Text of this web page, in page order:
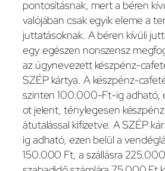
pontosításnak, mert a béren
valójában csak egyik eleme a
juttatásoknak. A béren kívüli
egy egészen nonszensz
az úgynevezett készpénz-
SZÉP kártya. A készpénz-
szinten 100.000-Ft-ig adható,
ot jelent, ténylegesen
átutalással kifizetve. A SZÉP
ig adható, ezen belül a
150.000 Ft, a szállásra